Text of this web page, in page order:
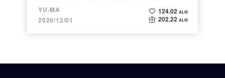
YU-MA
2020/12/01
124.02 ALIS
202.22 ALIS